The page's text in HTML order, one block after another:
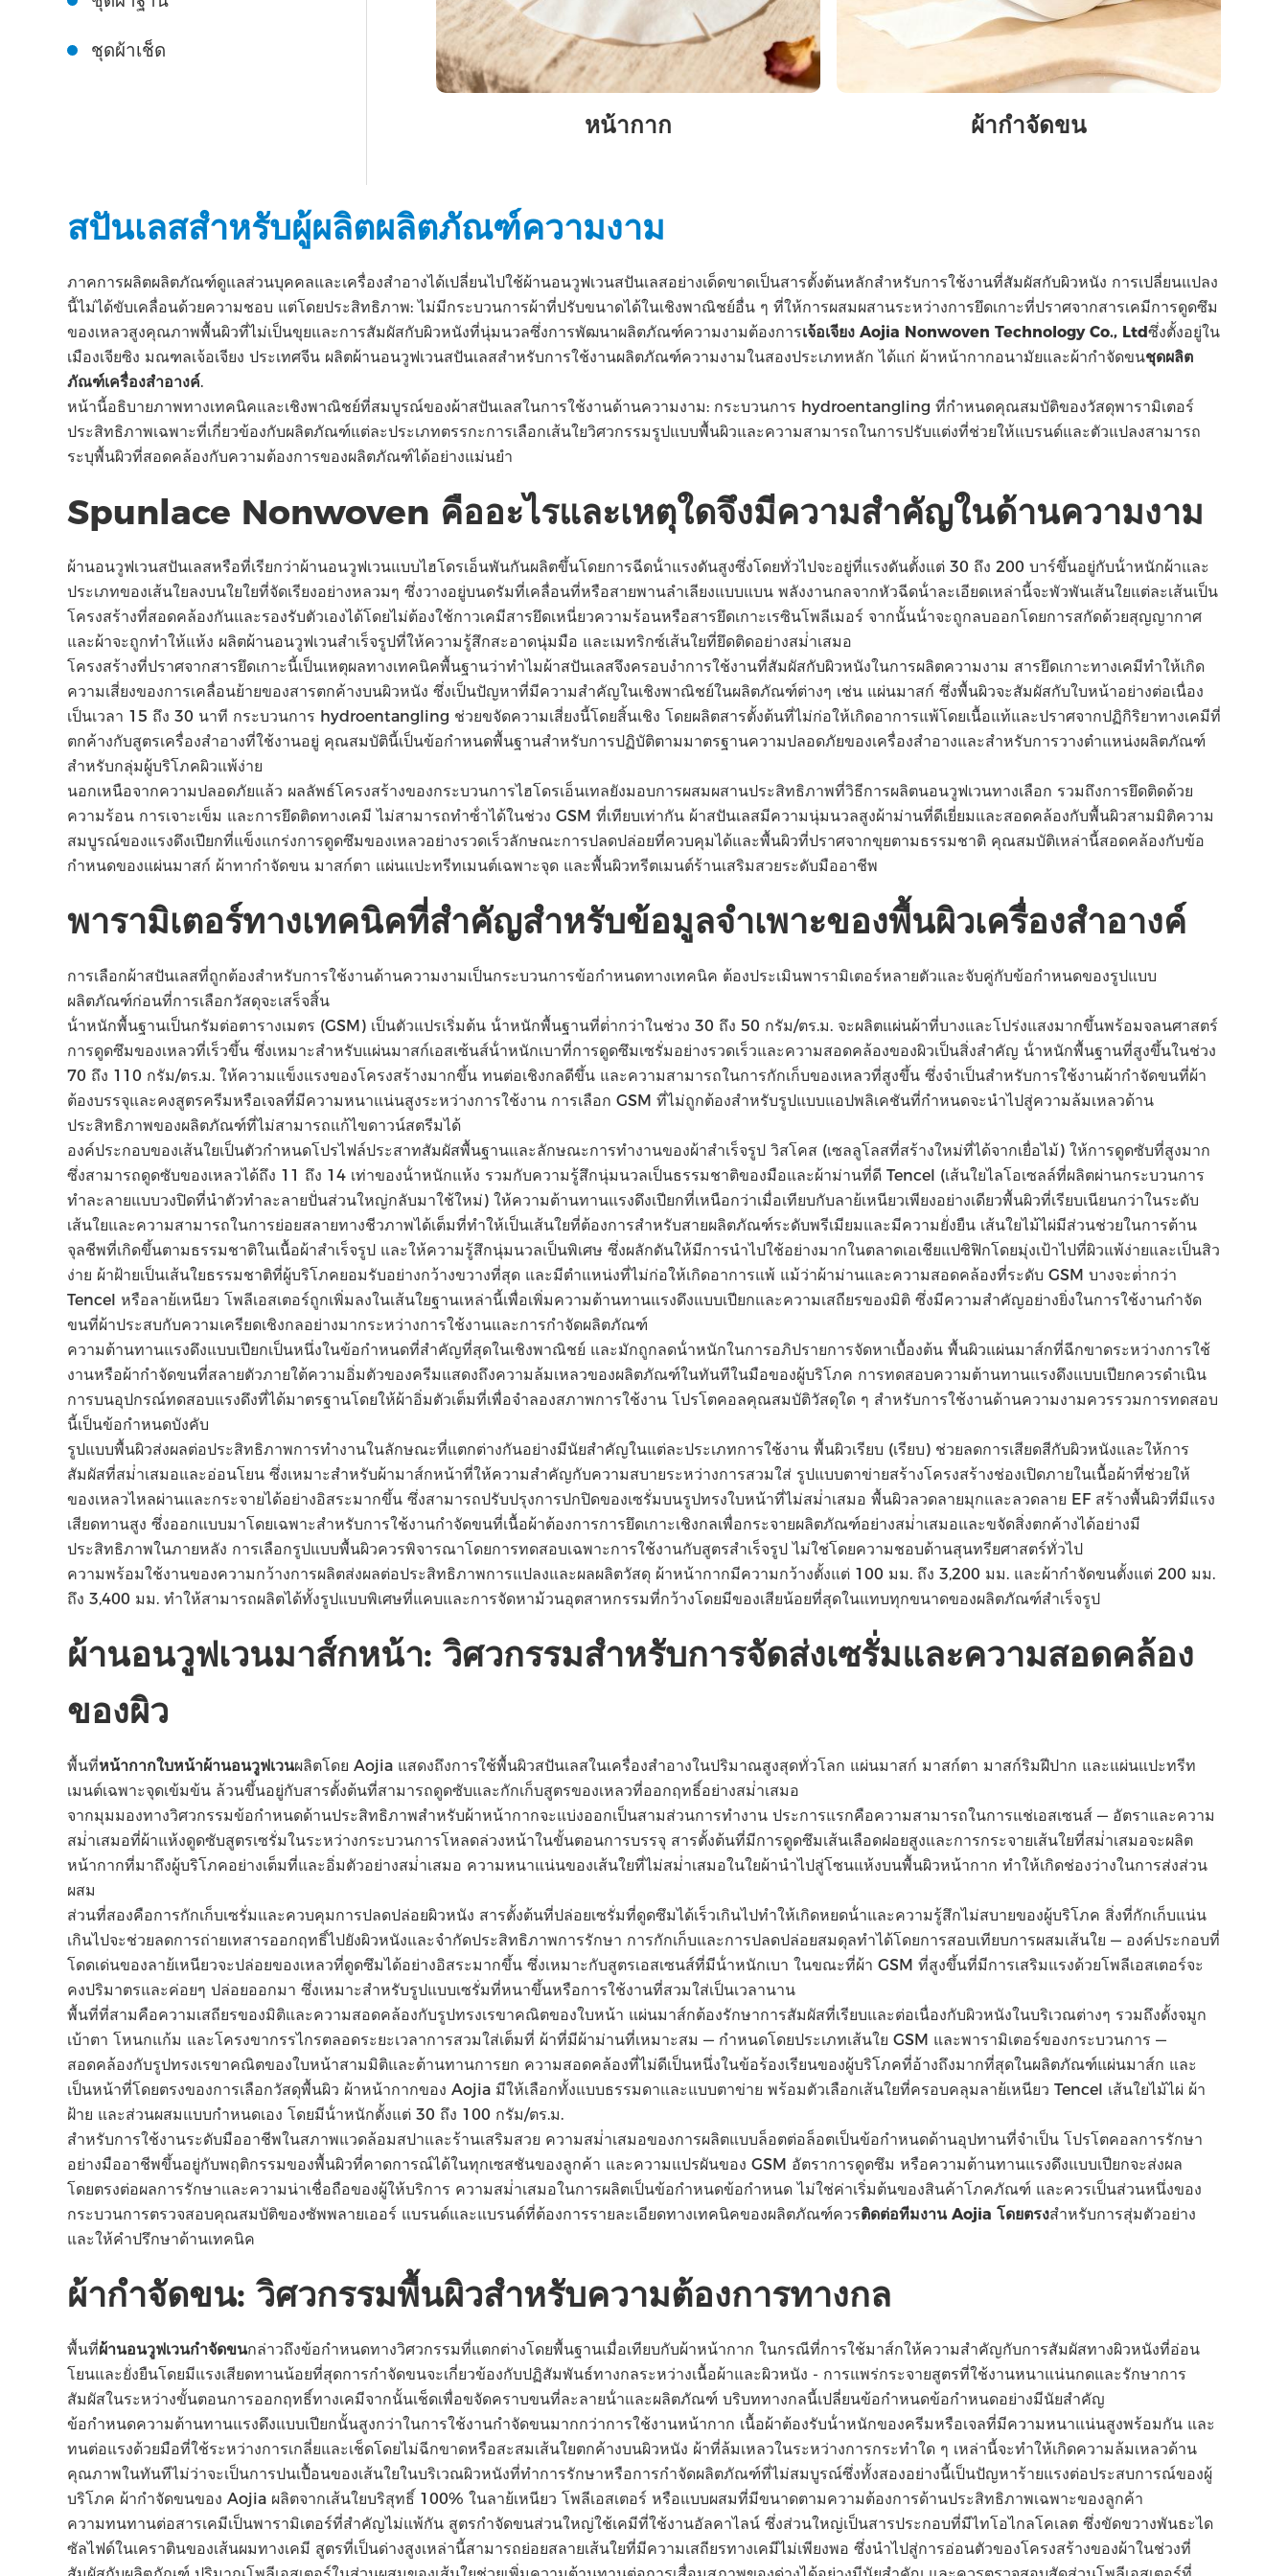
ชุดผ้าเช็ด
หน้ากาก ผ้ากําจัดขน
สปันเลสสําหรับผู้ผลิตผลิตภัณฑ์ความงาม
ภาคการผลิตผลิตภัณฑ์ดูแลส่วนบุคคลและเครื่องสําอางได้เปลี่ยนไปใช้ผ้านอนวูฟเวนสปันเลสอย่างเด็ดขาดเป็นสารตั้งต้นหลักสําหรับการใช้งานที่สัมผัสกับผิวหนัง การเปลี่ยนแปลง
นี้ไม่ได้ขับเคลื่อนด้วยความชอบ แต่โดยประสิทธิภาพ: ไม่มีกระบวนการผ้าที่ปรับขนาดได้ในเชิงพาณิชย์อื่น ๆ ที่ให้การผสมผสานระหว่างการยึดเกาะที่ปราศจากสารเคมีการดูดซึม
ของเหลวสูงคุณภาพพื้นผิวที่ไม่เป็นขุยและการสัมผัสกับผิวหนังที่นุ่มนวลซึ่งการพัฒนาผลิตภัณฑ์ความงามต้องการเจ้อเจียง Aojia Nonwoven Technology Co., Ltd ซึ่งตั้งอยู่ใน
เมืองเจียซิง มณฑลเจ้อเจียง ประเทศจีน ผลิตผ้านอนวูฟเวนสปันเลสสําหรับการใช้งานผลิตภัณฑ์ความงามในสองประเภทหลัก ได้แก่ ผ้าหน้ากากอนามัยและผ้ากําจัดขนชุดผลิต
ภัณฑ์เครื่องสําอางค์.
หน้านี้อธิบายภาพทางเทคนิคและเชิงพาณิชย์ที่สมบูรณ์ของผ้าสปันเลสในการใช้งานด้านความงาม: กระบวนการ hydroentangling ที่กําหนดคุณสมบัติของวัสดุพารามิเตอร์
ประสิทธิภาพเฉพาะที่เกี่ยวข้องกับผลิตภัณฑ์แต่ละประเภทตรรกะการเลือกเส้นใยวิศวกรรมรูปแบบพื้นผิวและความสามารถในการปรับแต่งที่ช่วยให้แบรนด์และตัวแปลงสามารถ
ระบุพื้นผิวที่สอดคล้องกับความต้องการของผลิตภัณฑ์ได้อย่างแม่นยํา
Spunlace Nonwoven คืออะไรและเหตุใดจึงมีความสําคัญในด้านความงาม
ผ้านอนวูฟเวนสปันเลสหรือที่เรียกว่าผ้านอนวูฟเวนแบบไฮโดรเอ็นพันกันผลิตขึ้นโดยการฉีดน้ําแรงดันสูงซึ่งโดยทั่วไปจะอยู่ที่แรงดันตั้งแต่ 30 ถึง 200 บาร์ขึ้นอยู่กับน้ําหนักผ้าและ
ประเภทของเส้นใยลงบนใยใยที่จัดเรียงอย่างหลวมๆ ซึ่งวางอยู่บนดรัมที่เคลื่อนที่หรือสายพานลําเลียงแบบแบน พลังงานกลจากหัวฉีดน้ําละเอียดเหล่านี้จะพัวพันเส้นใยแต่ละเส้นเป็น
โครงสร้างที่สอดคล้องกันและรองรับตัวเองได้โดยไม่ต้องใช้กาวเคมีสารยึดเหนี่ยวความร้อนหรือสารยึดเกาะเรซินโพลีเมอร์ จากนั้นน้ําจะถูกลบออกโดยการสกัดด้วยสุญญากาศ
และผ้าจะถูกทําให้แห้ง ผลิตผ้านอนวูฟเวนสําเร็จรูปที่ให้ความรู้สึกสะอาดนุ่มมือ และเมทริกซ์เส้นใยที่ยึดติดอย่างสม่ําเสมอ
โครงสร้างที่ปราศจากสารยึดเกาะนี้เป็นเหตุผลทางเทคนิคพื้นฐานว่าทําไมผ้าสปันเลสจึงครอบงําการใช้งานที่สัมผัสกับผิวหนังในการผลิตความงาม สารยึดเกาะทางเคมีทําให้เกิด
ความเสี่ยงของการเคลื่อนย้ายของสารตกค้างบนผิวหนัง ซึ่งเป็นปัญหาที่มีความสําคัญในเชิงพาณิชย์ในผลิตภัณฑ์ต่างๆ เช่น แผ่นมาสก์ ซึ่งพื้นผิวจะสัมผัสกับใบหน้าอย่างต่อเนื่อง
เป็นเวลา 15 ถึง 30 นาที กระบวนการ hydroentangling ช่วยขจัดความเสี่ยงนี้โดยสิ้นเชิง โดยผลิตสารตั้งต้นที่ไม่ก่อให้เกิดอาการแพ้โดยเนื้อแท้และปราศจากปฏิกิริยาทางเคมีที่
ตกค้างกับสูตรเครื่องสําอางที่ใช้งานอยู่ คุณสมบัตินี้เป็นข้อกําหนดพื้นฐานสําหรับการปฏิบัติตามมาตรฐานความปลอดภัยของเครื่องสําอางและสําหรับการวางตําแหน่งผลิตภัณฑ์
สําหรับกลุ่มผู้บริโภคผิวแพ้ง่าย
นอกเหนือจากความปลอดภัยแล้ว ผลลัพธ์โครงสร้างของกระบวนการไฮโดรเอ็นเทลยังมอบการผสมผสานประสิทธิภาพที่วิธีการผลิตนอนวูฟเวนทางเลือก รวมถึงการยึดติดด้วย
ความร้อน การเจาะเข็ม และการยึดติดทางเคมี ไม่สามารถทําซ้ําได้ในช่วง GSM ที่เทียบเท่ากัน ผ้าสปันเลสมีความนุ่มนวลสูงผ้าม่านที่ดีเยี่ยมและสอดคล้องกับพื้นผิวสามมิติความ
สมบูรณ์ของแรงดึงเปียกที่แข็งแกร่งการดูดซึมของเหลวอย่างรวดเร็วลักษณะการปลดปล่อยที่ควบคุมได้และพื้นผิวที่ปราศจากขุยตามธรรมชาติ คุณสมบัติเหล่านี้สอดคล้องกับข้อ
กําหนดของแผ่นมาสก์ ผ้าทากําจัดขน มาสก์ตา แผ่นแปะทรีทเมนต์เฉพาะจุด และพื้นผิวทรีตเมนต์ร้านเสริมสวยระดับมืออาชีพ
พารามิเตอร์ทางเทคนิคที่สําคัญสําหรับข้อมูลจําเพาะของพื้นผิวเครื่องสําอางค์
การเลือกผ้าสปันเลสที่ถูกต้องสําหรับการใช้งานด้านความงามเป็นกระบวนการข้อกําหนดทางเทคนิค ต้องประเมินพารามิเตอร์หลายตัวและจับคู่กับข้อกําหนดของรูปแบบ
ผลิตภัณฑ์ก่อนที่การเลือกวัสดุจะเสร็จสิ้น
น้ําหนักพื้นฐานเป็นกรัมต่อตารางเมตร (GSM) เป็นตัวแปรเริ่มต้น น้ําหนักพื้นฐานที่ต่ํากว่าในช่วง 30 ถึง 50 กรัม/ตร.ม. จะผลิตแผ่นผ้าที่บางและโปร่งแสงมากขึ้นพร้อมจลนศาสตร์
การดูดซึมของเหลวที่เร็วขึ้น ซึ่งเหมาะสําหรับแผ่นมาสก์เอสเซ้นส์น้ําหนักเบาที่การดูดซึมเซรั่มอย่างรวดเร็วและความสอดคล้องของผิวเป็นสิ่งสําคัญ น้ําหนักพื้นฐานที่สูงขึ้นในช่วง
70 ถึง 110 กรัม/ตร.ม. ให้ความแข็งแรงของโครงสร้างมากขึ้น ทนต่อเชิงกลดีขึ้น และความสามารถในการกักเก็บของเหลวที่สูงขึ้น ซึ่งจําเป็นสําหรับการใช้งานผ้ากําจัดขนที่ผ้า
ต้องบรรจุและคงสูตรครีมหรือเจลที่มีความหนาแน่นสูงระหว่างการใช้งาน การเลือก GSM ที่ไม่ถูกต้องสําหรับรูปแบบแอปพลิเคชันที่กําหนดจะนําไปสู่ความล้มเหลวด้าน
ประสิทธิภาพของผลิตภัณฑ์ที่ไม่สามารถแก้ไขดาวน์สตรีมได้
องค์ประกอบของเส้นใยเป็นตัวกําหนดโปรไฟล์ประสาทสัมผัสพื้นฐานและลักษณะการทํางานของผ้าสําเร็จรูป วิสโคส (เซลลูโลสที่สร้างใหม่ที่ได้จากเยื่อไม้) ให้การดูดซับที่สูงมาก
ซึ่งสามารถดูดซับของเหลวได้ถึง 11 ถึง 14 เท่าของน้ําหนักแห้ง รวมกับความรู้สึกนุ่มนวลเป็นธรรมชาติของมือและผ้าม่านที่ดี Tencel (เส้นใยไลโอเซลล์ที่ผลิตผ่านกระบวนการ
ทําละลายแบบวงปิดที่นําตัวทําละลายปั่นส่วนใหญ่กลับมาใช้ใหม่) ให้ความต้านทานแรงดึงเปียกที่เหนือกว่าเมื่อเทียบกับลาย้เหนียวเพียงอย่างเดียวพื้นผิวที่เรียบเนียนกว่าในระดับ
เส้นใยและความสามารถในการย่อยสลายทางชีวภาพได้เต็มที่ทําให้เป็นเส้นใยที่ต้องการสําหรับสายผลิตภัณฑ์ระดับพรีเมียมและมีความยั่งยืน เส้นใยไม้ไผ่มีส่วนช่วยในการต้าน
จุลชีพที่เกิดขึ้นตามธรรมชาติในเนื้อผ้าสําเร็จรูป และให้ความรู้สึกนุ่มนวลเป็นพิเศษ ซึ่งผลักดันให้มีการนําไปใช้อย่างมากในตลาดเอเชียแปซิฟิกโดยมุ่งเป้าไปที่ผิวแพ้ง่ายและเป็นสิว
ง่าย ผ้าฝ้ายเป็นเส้นใยธรรมชาติที่ผู้บริโภคยอมรับอย่างกว้างขวางที่สุด และมีตําแหน่งที่ไม่ก่อให้เกิดอาการแพ้ แม้ว่าผ้าม่านและความสอดคล้องที่ระดับ GSM บางจะต่ํากว่า
Tencel หรือลาย้เหนียว โพลีเอสเตอร์ถูกเพิ่มลงในเส้นใยฐานเหล่านี้เพื่อเพิ่มความต้านทานแรงดึงแบบเปียกและความเสถียรของมิติ ซึ่งมีความสําคัญอย่างยิ่งในการใช้งานกําจัด
ขนที่ผ้าประสบกับความเครียดเชิงกลอย่างมากระหว่างการใช้งานและการกําจัดผลิตภัณฑ์
ความต้านทานแรงดึงแบบเปียกเป็นหนึ่งในข้อกําหนดที่สําคัญที่สุดในเชิงพาณิชย์ และมักถูกลดน้ําหนักในการอภิปรายการจัดหาเบื้องต้น พื้นผิวแผ่นมาส์กที่ฉีกขาดระหว่างการใช้
งานหรือผ้ากําจัดขนที่สลายตัวภายใต้ความอิ่มตัวของครีมแสดงถึงความล้มเหลวของผลิตภัณฑ์ในทันทีในมือของผู้บริโภค การทดสอบความต้านทานแรงดึงแบบเปียกควรดําเนิน
การบนอุปกรณ์ทดสอบแรงดึงที่ได้มาตรฐานโดยให้ผ้าอิ่มตัวเต็มที่เพื่อจําลองสภาพการใช้งาน โปรโตคอลคุณสมบัติวัสดุใด ๆ สําหรับการใช้งานด้านความงามควรรวมการทดสอบ
นี้เป็นข้อกําหนดบังคับ
รูปแบบพื้นผิวส่งผลต่อประสิทธิภาพการทํางานในลักษณะที่แตกต่างกันอย่างมีนัยสําคัญในแต่ละประเภทการใช้งาน พื้นผิวเรียบ (เรียบ) ช่วยลดการเสียดสีกับผิวหนังและให้การ
สัมผัสที่สม่ําเสมอและอ่อนโยน ซึ่งเหมาะสําหรับผ้ามาส์กหน้าที่ให้ความสําคัญกับความสบายระหว่างการสวมใส่ รูปแบบตาข่ายสร้างโครงสร้างช่องเปิดภายในเนื้อผ้าที่ช่วยให้
ของเหลวไหลผ่านและกระจายได้อย่างอิสระมากขึ้น ซึ่งสามารถปรับปรุงการปกปิดของเซรั่มบนรูปทรงใบหน้าที่ไม่สม่ําเสมอ พื้นผิวลวดลายมุกและลวดลาย EF สร้างพื้นผิวที่มีแรง
เสียดทานสูง ซึ่งออกแบบมาโดยเฉพาะสําหรับการใช้งานกําจัดขนที่เนื้อผ้าต้องการการยึดเกาะเชิงกลเพื่อกระจายผลิตภัณฑ์อย่างสม่ําเสมอและขจัดสิ่งตกค้างได้อย่างมี
ประสิทธิภาพในภายหลัง การเลือกรูปแบบพื้นผิวควรพิจารณาโดยการทดสอบเฉพาะการใช้งานกับสูตรสําเร็จรูป ไม่ใช่โดยความชอบด้านสุนทรียศาสตร์ทั่วไป
ความพร้อมใช้งานของความกว้างการผลิตส่งผลต่อประสิทธิภาพการแปลงและผลผลิตวัสดุ ผ้าหน้ากากมีความกว้างตั้งแต่ 100 มม. ถึง 3,200 มม. และผ้ากําจัดขนตั้งแต่ 200 มม.
ถึง 3,400 มม. ทําให้สามารถผลิตได้ทั้งรูปแบบพิเศษที่แคบและการจัดหาม้วนอุตสาหกรรมที่กว้างโดยมีของเสียน้อยที่สุดในแทบทุกขนาดของผลิตภัณฑ์สําเร็จรูป
ผ้านอนวูฟเวนมาส์กหน้า: วิศวกรรมสําหรับการจัดส่งเซรั่มและความสอดคล้อง
ของผิว
พื้นที่หน้ากากใบหน้าผ้านอนวูฟเวนผลิตโดย Aojia แสดงถึงการใช้พื้นผิวสปันเลสในเครื่องสําอางในปริมาณสูงสุดทั่วโลก แผ่นมาสก์ มาสก์ตา มาสก์ริมฝีปาก และแผ่นแปะทรีท
เมนต์เฉพาะจุดเข้มข้น ล้วนขึ้นอยู่กับสารตั้งต้นที่สามารถดูดซับและกักเก็บสูตรของเหลวที่ออกฤทธิ์อย่างสม่ําเสมอ
จากมุมมองทางวิศวกรรมข้อกําหนดด้านประสิทธิภาพสําหรับผ้าหน้ากากจะแบ่งออกเป็นสามส่วนการทํางาน ประการแรกคือความสามารถในการแช่เอสเซนส์ — อัตราและความ
สม่ําเสมอที่ผ้าแห้งดูดซับสูตรเซรั่มในระหว่างกระบวนการโหลดล่วงหน้าในขั้นตอนการบรรจุ สารตั้งต้นที่มีการดูดซึมเส้นเลือดฝอยสูงและการกระจายเส้นใยที่สม่ําเสมอจะผลิต
หน้ากากที่มาถึงผู้บริโภคอย่างเต็มที่และอิ่มตัวอย่างสม่ําเสมอ ความหนาแน่นของเส้นใยที่ไม่สม่ําเสมอในใยผ้านําไปสู่โซนแห้งบนพื้นผิวหน้ากาก ทําให้เกิดช่องว่างในการส่งส่วน
ผสม
ส่วนที่สองคือการกักเก็บเซรั่มและควบคุมการปลดปล่อยผิวหนัง สารตั้งต้นที่ปล่อยเซรั่มที่ดูดซึมได้เร็วเกินไปทําให้เกิดหยดน้ําและความรู้สึกไม่สบายของผู้บริโภค สิ่งที่กักเก็บแน่น
เกินไปจะช่วยลดการถ่ายเทสารออกฤทธิ์ไปยังผิวหนังและจํากัดประสิทธิภาพการรักษา การกักเก็บและการปลดปล่อยสมดุลทําได้โดยการสอบเทียบการผสมเส้นใย — องค์ประกอบที่
โดดเด่นของลาย้เหนียวจะปล่อยของเหลวที่ดูดซึมได้อย่างอิสระมากขึ้น ซึ่งเหมาะกับสูตรเอสเซนส์ที่มีน้ําหนักเบา ในขณะที่ผ้า GSM ที่สูงขึ้นที่มีการเสริมแรงด้วยโพลีเอสเตอร์จะ
คงปริมาตรและค่อยๆ ปล่อยออกมา ซึ่งเหมาะสําหรับรูปแบบเซรั่มที่หนาขึ้นหรือการใช้งานที่สวมใส่เป็นเวลานาน
พื้นที่ที่สามคือความเสถียรของมิติและความสอดคล้องกับรูปทรงเรขาคณิตของใบหน้า แผ่นมาส์กต้องรักษาการสัมผัสที่เรียบและต่อเนื่องกับผิวหนังในบริเวณต่างๆ รวมถึงดั้งจมูก
เบ้าตา โหนกแก้ม และโครงขากรรไกรตลอดระยะเวลาการสวมใส่เต็มที่ ผ้าที่มีผ้าม่านที่เหมาะสม — กําหนดโดยประเภทเส้นใย GSM และพารามิเตอร์ของกระบวนการ —
สอดคล้องกับรูปทรงเรขาคณิตของใบหน้าสามมิติและต้านทานการยก ความสอดคล้องที่ไม่ดีเป็นหนึ่งในข้อร้องเรียนของผู้บริโภคที่อ้างถึงมากที่สุดในผลิตภัณฑ์แผ่นมาส์ก และ
เป็นหน้าที่โดยตรงของการเลือกวัสดุพื้นผิว ผ้าหน้ากากของ Aojia มีให้เลือกทั้งแบบธรรมดาและแบบตาข่าย พร้อมตัวเลือกเส้นใยที่ครอบคลุมลาย้เหนียว Tencel เส้นใยไม้ไผ่ ผ้า
ฝ้าย และส่วนผสมแบบกําหนดเอง โดยมีน้ําหนักตั้งแต่ 30 ถึง 100 กรัม/ตร.ม.
สําหรับการใช้งานระดับมืออาชีพในสภาพแวดล้อมสปาและร้านเสริมสวย ความสม่ําเสมอของการผลิตแบบล็อตต่อล็อตเป็นข้อกําหนดด้านอุปทานที่จําเป็น โปรโตคอลการรักษา
อย่างมืออาชีพขึ้นอยู่กับพฤติกรรมของพื้นผิวที่คาดการณ์ได้ในทุกเซสชันของลูกค้า และความแปรผันของ GSM อัตราการดูดซึม หรือความต้านทานแรงดึงแบบเปียกจะส่งผล
โดยตรงต่อผลการรักษาและความน่าเชื่อถือของผู้ให้บริการ ความสม่ําเสมอในการผลิตเป็นข้อกําหนดข้อกําหนด ไม่ใช่ค่าเริ่มต้นของสินค้าโภคภัณฑ์ และควรเป็นส่วนหนึ่งของ
กระบวนการตรวจสอบคุณสมบัติของซัพพลายเออร์ แบรนด์และแบรนด์ที่ต้องการรายละเอียดทางเทคนิคของผลิตภัณฑ์ควรติดต่อทีมงาน Aojia โดยตรงสําหรับการสุ่มตัวอย่าง
และให้คําปรึกษาด้านเทคนิค
ผ้ากําจัดขน: วิศวกรรมพื้นผิวสําหรับความต้องการทางกล
พื้นที่ผ้านอนวูฟเวนกําจัดขนกล่าวถึงข้อกําหนดทางวิศวกรรมที่แตกต่างโดยพื้นฐานเมื่อเทียบกับผ้าหน้ากาก ในกรณีที่การใช้มาส์กให้ความสําคัญกับการสัมผัสทางผิวหนังที่อ่อน
โยนและยั่งยืนโดยมีแรงเสียดทานน้อยที่สุดการกําจัดขนจะเกี่ยวข้องกับปฏิสัมพันธ์ทางกลระหว่างเนื้อผ้าและผิวหนัง - การแพร่กระจายสูตรที่ใช้งานหนาแน่นกดและรักษาการ
สัมผัสในระหว่างขั้นตอนการออกฤทธิ์ทางเคมีจากนั้นเช็ดเพื่อขจัดคราบขนที่ละลายน้ําและผลิตภัณฑ์ บริบททางกลนี้เปลี่ยนข้อกําหนดข้อกําหนดอย่างมีนัยสําคัญ
ข้อกําหนดความต้านทานแรงดึงแบบเปียกนั้นสูงกว่าในการใช้งานกําจัดขนมากกว่าการใช้งานหน้ากาก เนื้อผ้าต้องรับน้ําหนักของครีมหรือเจลที่มีความหนาแน่นสูงพร้อมกัน และ
ทนต่อแรงด้วยมือที่ใช้ระหว่างการเกลี่ยและเช็ดโดยไม่ฉีกขาดหรือสะสมเส้นใยตกค้างบนผิวหนัง ผ้าที่ล้มเหลวในระหว่างการกระทําใด ๆ เหล่านี้จะทําให้เกิดความล้มเหลวด้าน
คุณภาพในทันทีไม่ว่าจะเป็นการปนเปื้อนของเส้นใยในบริเวณผิวหนังที่ทําการรักษาหรือการกําจัดผลิตภัณฑ์ที่ไม่สมบูรณ์ซึ่งทั้งสองอย่างนี้เป็นปัญหาร้ายแรงต่อประสบการณ์ของผู้
บริโภค ผ้ากําจัดขนของ Aojia ผลิตจากเส้นใยบริสุทธิ์ 100% ในลาย้เหนียว โพลีเอสเตอร์ หรือแบบผสมที่มีขนาดตามความต้องการด้านประสิทธิภาพเฉพาะของลูกค้า
ความทนทานต่อสารเคมีเป็นพารามิเตอร์ที่สําคัญไม่แพ้กัน สูตรกําจัดขนส่วนใหญ่ใช้เคมีที่ใช้งานอัลคาไลน์ ซึ่งส่วนใหญ่เป็นสารประกอบที่มีไทโอไกลโคเลต ซึ่งขัดขวางพันธะได
ซัลไฟด์ในเคราตินของเส้นผมทางเคมี สูตรที่เป็นด่างสูงเหล่านี้สามารถย่อยสลายเส้นใยที่มีความเสถียรทางเคมีไม่เพียงพอ ซึ่งนําไปสู่การอ่อนตัวของโครงสร้างของผ้าในช่วงที่